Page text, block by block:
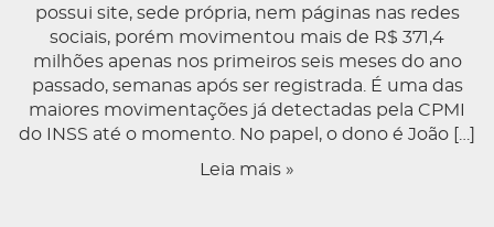
possui site, sede própria, nem páginas nas redes
sociais, porém movimentou mais de R$ 371,4
milhões apenas nos primeiros seis meses do ano
passado, semanas após ser registrada. É uma das
maiores movimentações já detectadas pela CPMI
do INSS até o momento. No papel, o dono é João […]
Leia mais »